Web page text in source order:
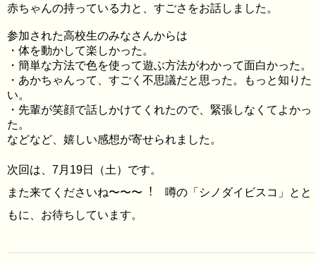
赤ちゃんの持っている力と、すごさをお話しました。
参加された高校生のみなさんからは
・体を動かして楽しかった。
・簡単な方法で色を使って遊ぶ方法がわかって面白かった。
・あかちゃんって、すごく不思議だと思った。もっと知りた
い。
・先輩が笑顔で話しかけてくれたので、緊張しなくてよかっ
た。
などなど、嬉しい感想が寄せられました。
次回は、7月19日（土）です。
また来てくださいね〜〜〜︕ 噂の「シノダイビスコ」とと
もに、お待ちしています。